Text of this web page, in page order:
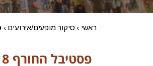
ראשי › סיקור מופעים/אירועים ›
פסטיבל החורף 8